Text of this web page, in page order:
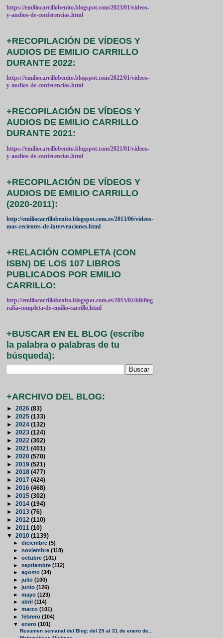
https://emiliocarrillobenito.blogspot.com/2023/01/videos-
y-audios-de-conferencias.html
+RECOPILACIÓN DE VÍDEOS Y
AUDIOS DE EMILIO CARRILLO
DURANTE 2022:
https://emiliocarrillobenito.blogspot.com/2022/01/videos-
y-audios-de-conferencias.html
+RECOPILACIÓN DE VÍDEOS Y
AUDIOS DE EMILIO CARRILLO
DURANTE 2021:
https://emiliocarrillobenito.blogspot.com/2021/01/videos-
y-audios-de-conferencias.html
+RECOPILACIÓN DE VÍDEOS Y
AUDIOS DE EMILIO CARRILLO
(2020-2011):
http://emiliocarrillobenito.blogspot.com.es/2013/06/videos-
mas-recientes-de-intervenciones.html
+RELACIÓN COMPLETA (CON
ISBN) DE LOS 107 LIBROS
PUBLICADOS POR EMILIO
CARRILLO:
http://emiliocarrillobenito.blogspot.com.es/2015/02/bibliog
rafia-completa-de-emilio-carrillo.html
+BUSCAR EN EL BLOG (escribe
la palabra o palabras de tu
búsqueda):
+ARCHIVO DEL BLOG:
► 2026 (83)
► 2025 (133)
► 2024 (132)
► 2023 (124)
► 2022 (302)
► 2021 (401)
► 2020 (570)
► 2019 (521)
► 2018 (477)
► 2017 (424)
► 2016 (468)
► 2015 (302)
► 2014 (194)
► 2013 (76)
► 2012 (110)
► 2011 (10)
▼ 2010 (1139)
►diciembre(5)
►noviembre(118)
►octubre(101)
►septiembre(112)
►agosto(34)
►julio(100)
►junio(126)
►mayo(123)
►abril(114)
►marzo(101)
►febrero(104)
▼enero(101)
Resumen semanal del Blog: del 25 al 31 de enero de...